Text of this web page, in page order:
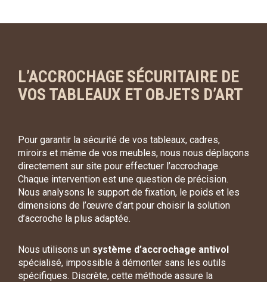
L’ACCROCHAGE SÉCURITAIRE DE
VOS TABLEAUX ET OBJETS D’ART
Pour garantir la sécurité de vos tableaux, cadres,
miroirs et même de vos meubles, nous nous déplaçons
directement sur site pour effectuer l’accrochage.
Chaque intervention est une question de précision.
Nous analysons le support de fixation, le poids et les
dimensions de l’œuvre d’art pour choisir la solution
d’accroche la plus adaptée.
Nous utilisons un système d’accrochage antivol
spécialisé, impossible à démonter sans les outils
spécifiques. Discrète, cette méthode assure la